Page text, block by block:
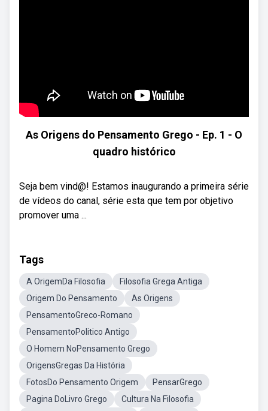
As Origens do Pensamento Grego - Ep. 1 - O
quadro histórico
Seja bem vind@! Estamos inaugurando a primeira série
de vídeos do canal, série esta que tem por objetivo
promover uma ...
Tags
A OrigemDa Filosofia
Filosofia Grega Antiga
Origem Do Pensamento
As Origens
PensamentoGreco-Romano
PensamentoPolitico Antigo
O Homem NoPensamento Grego
OrigensGregas Da História
FotosDo Pensamento Origem
PensarGrego
Pagina DoLivro Grego
Cultura Na Filosofia